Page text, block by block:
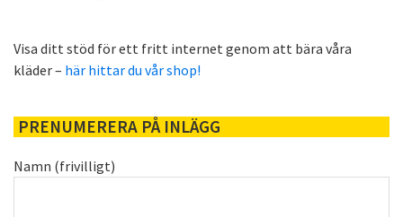
Visa ditt stöd för ett fritt internet genom att bära våra
kläder – här hittar du vår shop!
PRENUMERERA PÅ INLÄGG
Namn (frivilligt)